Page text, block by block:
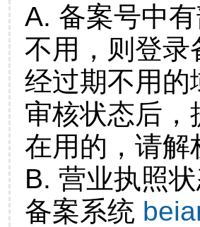
A. 备案号中
不用，则登录
经过期不用的
审核状态后
在用的，请解
B. 营业执照
备案系统